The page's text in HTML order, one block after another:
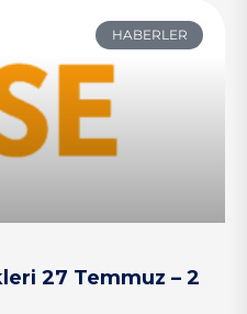
HABERLER
27 Temmuz – 2